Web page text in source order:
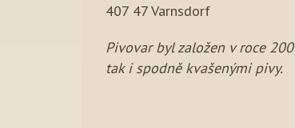
407 47 Varnsdorf
Pivovar byl založen v roce
tak i spodně kvašenými pivy.